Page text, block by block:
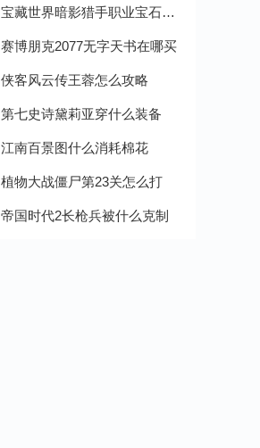
宝藏世界暗影猎手职业宝石怎么搭配
赛博朋克2077无字天书在哪买
侠客风云传王蓉怎么攻略
第七史诗黛莉亚穿什么装备
江南百景图什么消耗棉花
植物大战僵尸第23关怎么打
帝国时代2长枪兵被什么克制